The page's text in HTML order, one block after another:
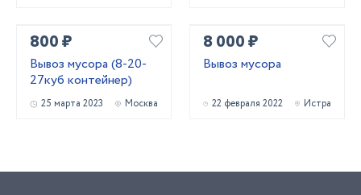
800 ₽
Вывоз мусора (8-20-
27куб контейнер)
25 марта 2023 Москва
8 000 ₽
Вывоз мусора
22 февраля 2022 Истра